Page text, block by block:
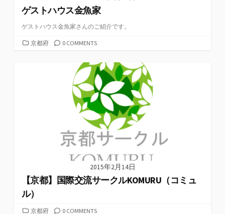
ゲストハウス金魚家
ゲストハウス金魚家さんのご紹介です。
カ京都府 0 COMMENTS
2015年2月14日
【京都】国際交流サークルKOMURU（コミュ
ル）
カ京都府 0 COMMENTS